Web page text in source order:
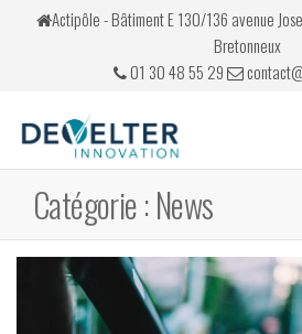
Actipôle - Bâtiment E 130/136 avenue
Bretonneux
01 30 48 55 29
de conduite
Catégorie :News